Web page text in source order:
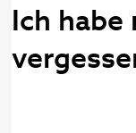
Ich habe